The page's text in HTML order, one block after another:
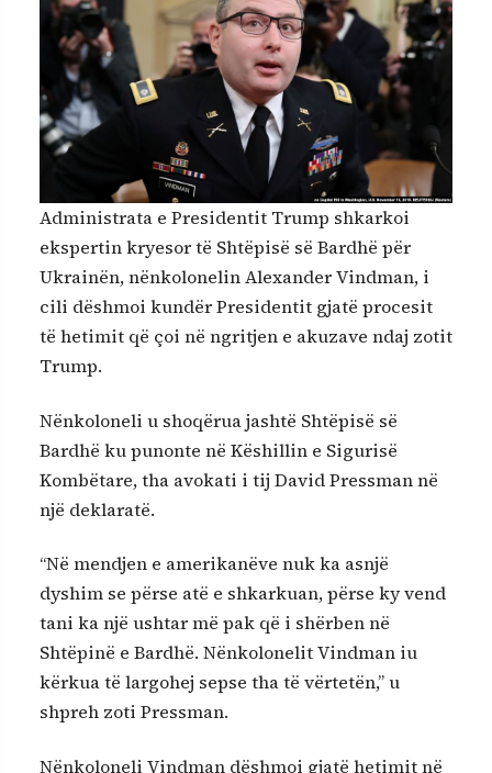
Administrata e Presidentit Trump shkarkoi
ekspertin kryesor të Shtëpisë së Bardhë për
Ukrainën, nënkolonelin Alexander Vindman, i
cili dëshmoi kundër Presidentit gjatë procesit
të hetimit që çoi në ngritjen e akuzave ndaj zotit
Trump.
Nënkoloneli u shoqërua jashtë Shtëpisë së
Bardhë ku punonte në Këshillin e Sigurisë
Kombëtare, tha avokati i tij David Pressman në
një deklaratë.
“Në mendjen e amerikanëve nuk ka asnjë
dyshim se përse atë e shkarkuan, përse ky vend
tani ka një ushtar më pak që i shërben në
Shtëpinë e Bardhë. Nënkolonelit Vindman iu
kërkua të largohej sepse tha të vërtetën,” u
shpreh zoti Pressman.
Nënkoloneli Vindman dëshmoi gjatë hetimit në